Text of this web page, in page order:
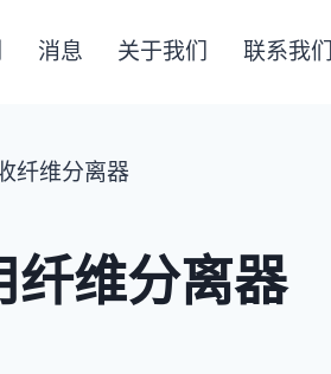
消息 关于我们 联系我们
纤维分离器
纤维分离器